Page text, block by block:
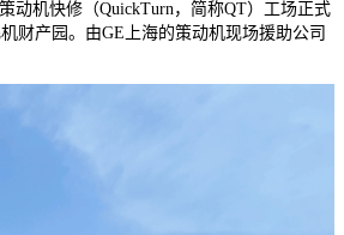
机快修（QuickTurn，简称QT）工场正式
财产园。由GE上海的策动机现场援助公司